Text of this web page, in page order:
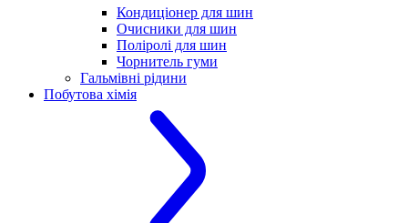
Кондиціонер для шин
Очисники для шин
Поліролі для шин
Чорнитель гуми
Гальмівні рідини
Побутова хімія